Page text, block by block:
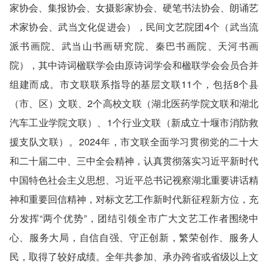
家协会、集报协会、女摄影家协会、硬笔书法协会、朗诵艺
术家协会、武当文化促进会），民间文艺院团4个（武当流
派书画院、武当山书画研究院、秦巴书画院、天河书画
院），其中诗词楹联学会由原诗词学会和楹联学会会员合并
组建而成。市文联联系指导的基层文联11个，包括8个县
（市、区）文联、2个高校文联（湖北医药学院文联和湖北
汽车工业学院文联）、1个行业文联（新成立十堰市消防救
援支队文联）。2024年，市文联全面学习贯彻党的二十大
和二十届二中、三中全会精神，认真贯彻落实习近平新时代
中国特色社会主义思想、习近平总书记视察湖北重要讲话精
神和重要回信精神，对标文艺工作新时代新征程新方位，充
分发挥“两个优势”，团结引领全市广大文艺工作者围绕中
心、服务大局，自信自强、守正创新，繁荣创作、服务人
民，取得了较好成绩。全年共参加、承办跨省或省级以上文